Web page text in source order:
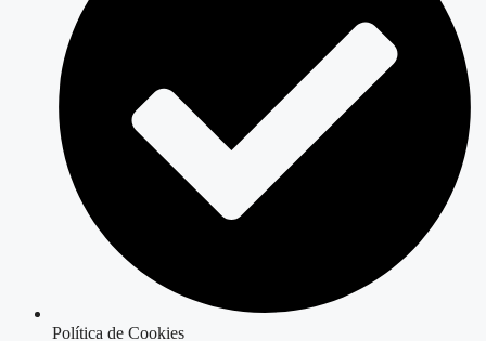
Política de Cookies